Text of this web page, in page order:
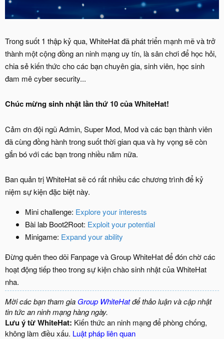
Trong suốt 1 thập kỷ qua, WhiteHat đã phát triển mạnh mẽ và trở
thành một cộng đồng an ninh mạng uy tín, là sân chơi để học hỏi,
chia sẻ kiến thức cho các bạn chuyên gia, sinh viên, học sinh
đam mê cyber security...
Chúc mừng sinh nhật lần thứ 10 của WhiteHat!
Cảm ơn đội ngũ Admin, Super Mod, Mod và các bạn thành viên
đã cùng đồng hành trong suốt thời gian qua và hy vọng sẽ còn
gắn bó với các bạn trong nhiều năm nữa.
Ban quản trị WhiteHat sẽ có rất nhiều các chương trình để kỷ
niệm sự kiện đặc biệt này.
Mini challenge: Explore your interests
Bài lab Boot2Root: Exploit your potential
Minigame: Expand your ability
Đừng quên theo dõi Fanpage và Group WhiteHat để đón chờ các
hoạt động tiếp theo trong sự kiện chào sinh nhật của WhiteHat
nha.
Mời các bạn tham gia Group WhiteHatđể thảo luận và cập nhật
tin tức an ninh mạng hàng ngày.
Lưu ý từ WhiteHat: Kiến thức an ninh mạng để phòng chống,
không làm điều xấu. Luật pháp liên quan